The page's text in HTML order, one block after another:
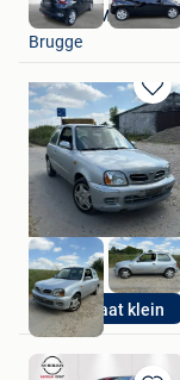
Nissan GMS Store
Brugge
in
Mijn
Automaat klein
M.K. Cars
Boutersem